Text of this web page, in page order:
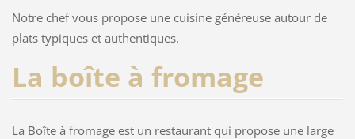
Notre chef vous propose une cuisine généreuse autour de
plats typiques et authentiques.
La boîte à fromage
La Boîte à fromage est un restaurant qui propose une large